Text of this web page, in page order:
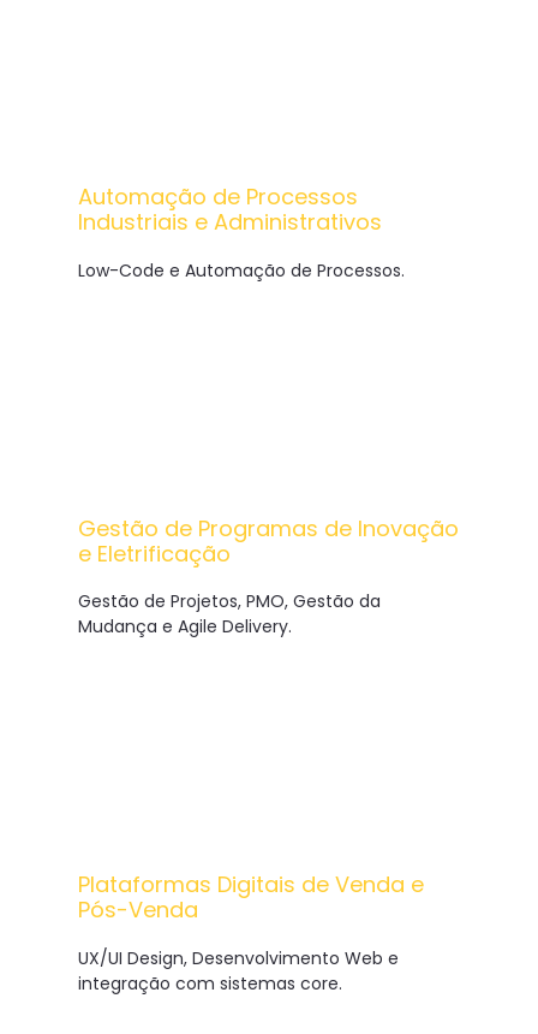
Automação de Processos
Industriais e Administrativos
Low-Code e Automação de Processos.
Gestão de Programas de Inovação
e Eletrificação
Gestão de Projetos, PMO, Gestão da
Mudança e Agile Delivery.
Plataformas Digitais de Venda e
Pós-Venda
UX/UI Design, Desenvolvimento Web e
integração com sistemas core.